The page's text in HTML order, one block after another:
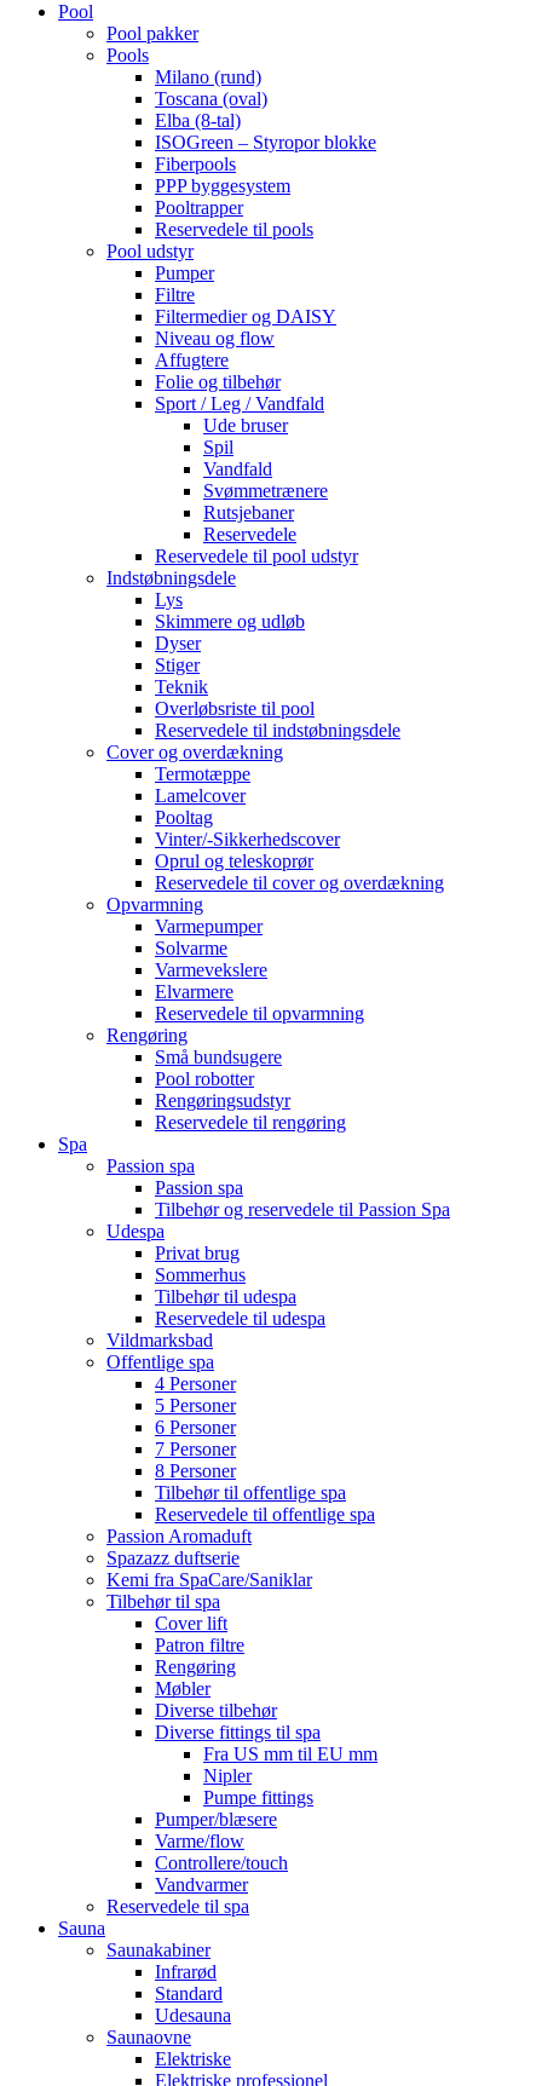
Pool
Pool pakker
Pools
Milano (rund)
Toscana (oval)
Elba (8-tal)
ISOGreen – Styropor blokke
Fiberpools
PPP byggesystem
Pooltrapper
Reservedele til pools
Pool udstyr
Pumper
Filtre
Filtermedier og DAISY
Niveau og flow
Affugtere
Folie og tilbehør
Sport / Leg / Vandfald
Ude bruser
Spil
Vandfald
Svømmetrænere
Rutsjebaner
Reservedele
Reservedele til pool udstyr
Indstøbningsdele
Lys
Skimmere og udløb
Dyser
Stiger
Teknik
Overløbsriste til pool
Reservedele til indstøbningsdele
Cover og overdækning
Termotæppe
Lamelcover
Pooltag
Vinter/-Sikkerhedscover
Oprul og teleskoprør
Reservedele til cover og overdækning
Opvarmning
Varmepumper
Solvarme
Varmevekslere
Elvarmere
Reservedele til opvarmning
Rengøring
Små bundsugere
Pool robotter
Rengøringsudstyr
Reservedele til rengøring
Spa
Passion spa
Passion spa
Tilbehør og reservedele til Passion Spa
Udespa
Privat brug
Sommerhus
Tilbehør til udespa
Reservedele til udespa
Vildmarksbad
Offentlige spa
4 Personer
5 Personer
6 Personer
7 Personer
8 Personer
Tilbehør til offentlige spa
Reservedele til offentlige spa
Passion Aromaduft
Spazazz duftserie
Kemi fra SpaCare/Saniklar
Tilbehør til spa
Cover lift
Patron filtre
Rengøring
Møbler
Diverse tilbehør
Diverse fittings til spa
Fra US mm til EU mm
Nipler
Pumpe fittings
Pumper/blæsere
Varme/flow
Controllere/touch
Vandvarmer
Reservedele til spa
Sauna
Saunakabiner
Infrarød
Standard
Udesauna
Saunaovne
Elektriske
Elektriske professionel